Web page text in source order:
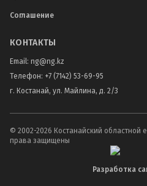
Соглашение
КОНТАКТЫ
Email: ng@ng.kz
Телефон: +7 (7142) 53-69-95
г. Костанай, ул. Майлина, д. 2/3
© 2002-2026 Костанайский областной
права защищены
Разработка